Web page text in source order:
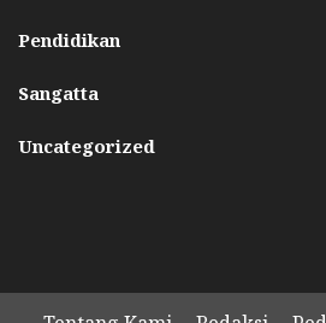
Pendidikan
Sangatta
Uncategorized